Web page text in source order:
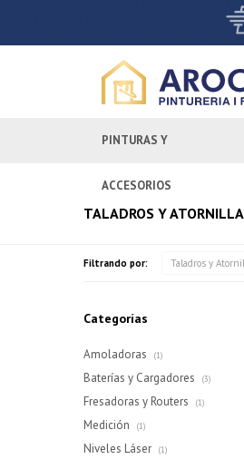
PINTURAS Y
ACCESORIOS
TALADROS Y
Filtrando por: Taladros y
Categorías
Amoladoras (1)
Baterías y Cargadores (3)
Fresadoras y Routers (1)
Medición (1)
Niveles Láser (1)